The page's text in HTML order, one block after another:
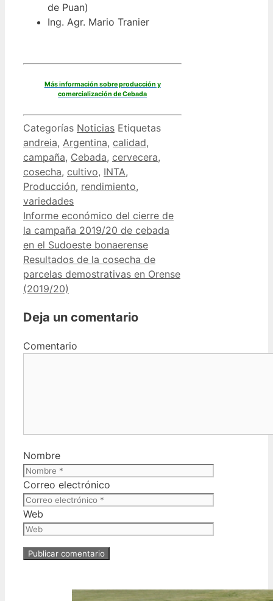
de Puan)
Ing. Agr. Mario Tranier
Más información sobre producción y
comercialización de Cebada
Categorías Noticias Etiquetas
andreia, Argentina, calidad,
campaña, Cebada, cervecera,
cosecha, cultivo, INTA,
Producción, rendimiento,
variedades
Informe económico del cierre de
la campaña 2019/20 de cebada
en el Sudoeste bonaerense
Resultados de la cosecha de
parcelas demostrativas en Orense
(2019/20)
Deja un comentario
Comentario
Nombre
Correo electrónico
Web